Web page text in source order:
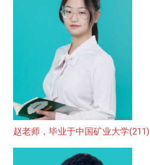
赵老师，毕业于中国矿业大学(211)